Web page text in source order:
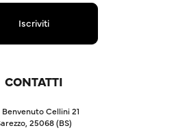
Iscriviti
CONTATTI
Benvenuto Cellini 21
25068 (BS)